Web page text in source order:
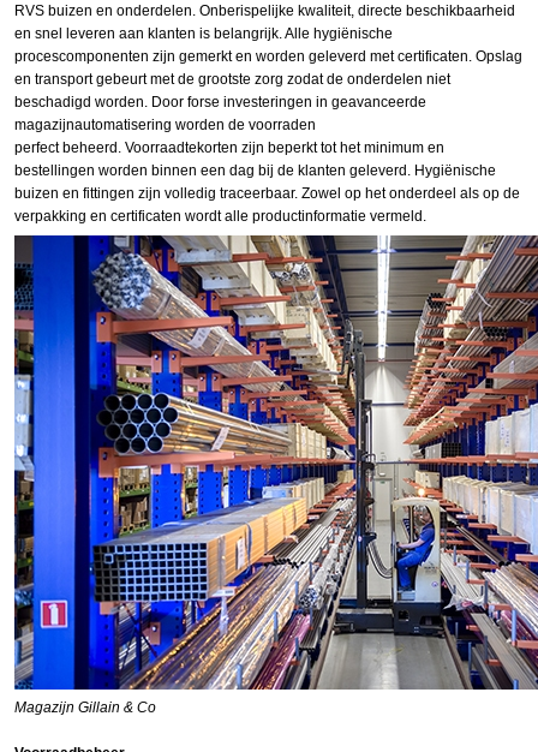
RVS buizen en onderdelen. Onberispelijke kwaliteit, directe beschikbaarheid
en snel leveren aan klanten is belangrijk. Alle hygiënische
procescomponenten zijn gemerkt en worden geleverd met certificaten. Opslag
en transport gebeurt met de grootste zorg zodat de onderdelen niet
beschadigd worden. Door forse investeringen in geavanceerde
magazijnautomatisering worden de voorraden
perfect beheerd. Voorraadtekorten zijn beperkt tot het minimum en
bestellingen worden binnen een dag bij de klanten geleverd. Hygiënische
buizen en fittingen zijn volledig traceerbaar. Zowel op het onderdeel als op de
verpakking en certificaten wordt alle productinformatie vermeld.
Magazijn Gillain & Co